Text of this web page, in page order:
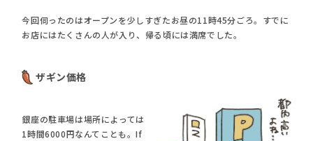
今回伺ったのはオープンを少しすぎたお昼の11時45分ごろ。すでに
お店にはたくさんの人が入り、帰る頃には満席でした。
ザギン価格
銀座の駐車場は場所によっては
1時間6000円なんてことも。If